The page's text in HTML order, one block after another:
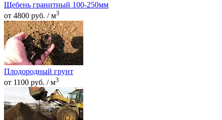
Щебень гранитный 100-250мм
от 4800 руб. / м3
Плодородный грунт
от 1100 руб. / м3